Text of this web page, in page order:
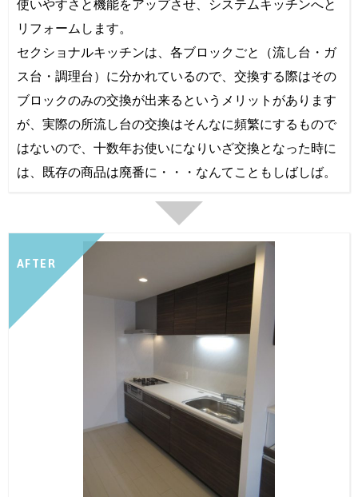
使いやすさと機能をアップさせ、システムキッチンへと
リフォームします。
セクショナルキッチンは、各ブロックごと（流し台・ガ
ス台・調理台）に分かれているので、交換する際はその
ブロックのみの交換が出来るというメリットがあります
が、実際の所流し台の交換はそんなに頻繁にするもので
はないので、十数年お使いになりいざ交換となった時に
は、既存の商品は廃番に・・・なんてこともしばしば。
AFTER